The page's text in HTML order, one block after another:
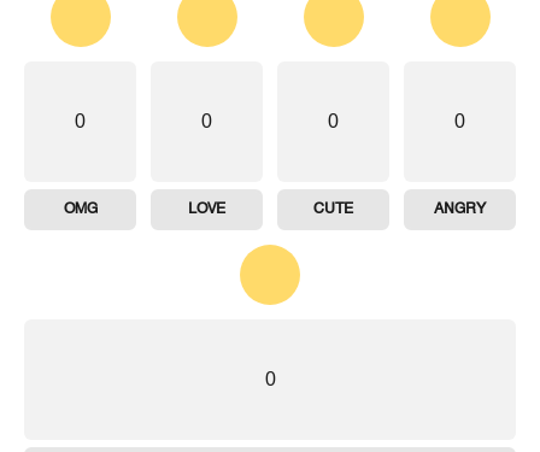
0
ANGRY
0
CUTE
0
LOVE
0
OMG
0